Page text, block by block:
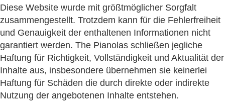
Diese Website wurde mit größtmöglicher Sorgfalt
zusammengestellt. Trotzdem kann für die Fehlerfreiheit
und Genauigkeit der enthaltenen Informationen nicht
garantiert werden. The Pianolas schließen jegliche
Haftung für Richtigkeit, Vollständigkeit und Aktualität der
Inhalte aus, insbesondere übernehmen sie keinerlei
Haftung für Schäden die durch direkte oder indirekte
Nutzung der angebotenen Inhalte entstehen.